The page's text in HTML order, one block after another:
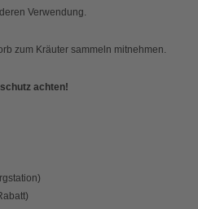
Verwendung.
zum Kräuter sammeln mitnehmen.
achten!